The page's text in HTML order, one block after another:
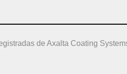
de Axalta Coating